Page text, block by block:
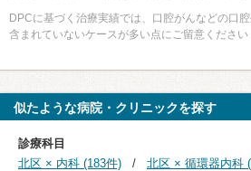
DPCに基づく治療実績では、口腔がんなどの口
含まれていないケースが多い点にご留意ください
似たような病院・クリニックを探す
診療科目
北区 × 内科 (183件)
北区 × 循環器内科